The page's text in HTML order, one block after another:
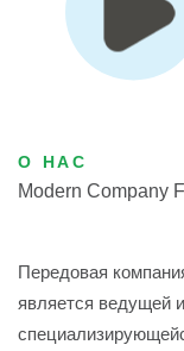
О НАС
Modern Company
Передовая
является ведущей